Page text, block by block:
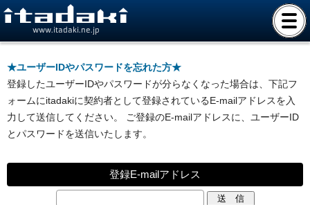
www.itadaki.ne.jp
★ユーザーIDやパスワードを忘れた方★
登録したユーザーIDやパスワードが分らなくなった場合は、下記フ
ォームにitadakiに契約者として登録されているE-mailアドレスを入
力して送信してください。 ご登録のE-mailアドレスに、ユーザーID
とパスワードを送信いたします。
登録E-mailアドレス